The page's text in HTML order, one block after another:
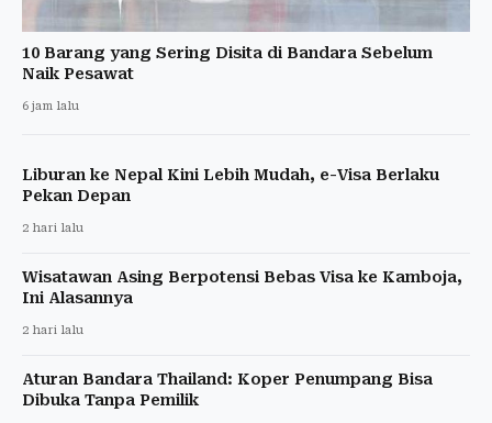
10 Barang yang Sering Disita di Bandara Sebelum
Naik Pesawat
6 jam lalu
Liburan ke Nepal Kini Lebih Mudah, e-Visa Berlaku
Pekan Depan
2 hari lalu
Wisatawan Asing Berpotensi Bebas Visa ke Kamboja,
Ini Alasannya
2 hari lalu
Aturan Bandara Thailand: Koper Penumpang Bisa
Dibuka Tanpa Pemilik